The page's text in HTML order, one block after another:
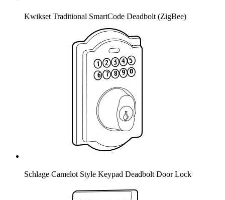
Kwikset Traditional SmartCode Deadbolt (ZigBee)
Schlage Camelot Style Keypad Deadbolt Door Lock